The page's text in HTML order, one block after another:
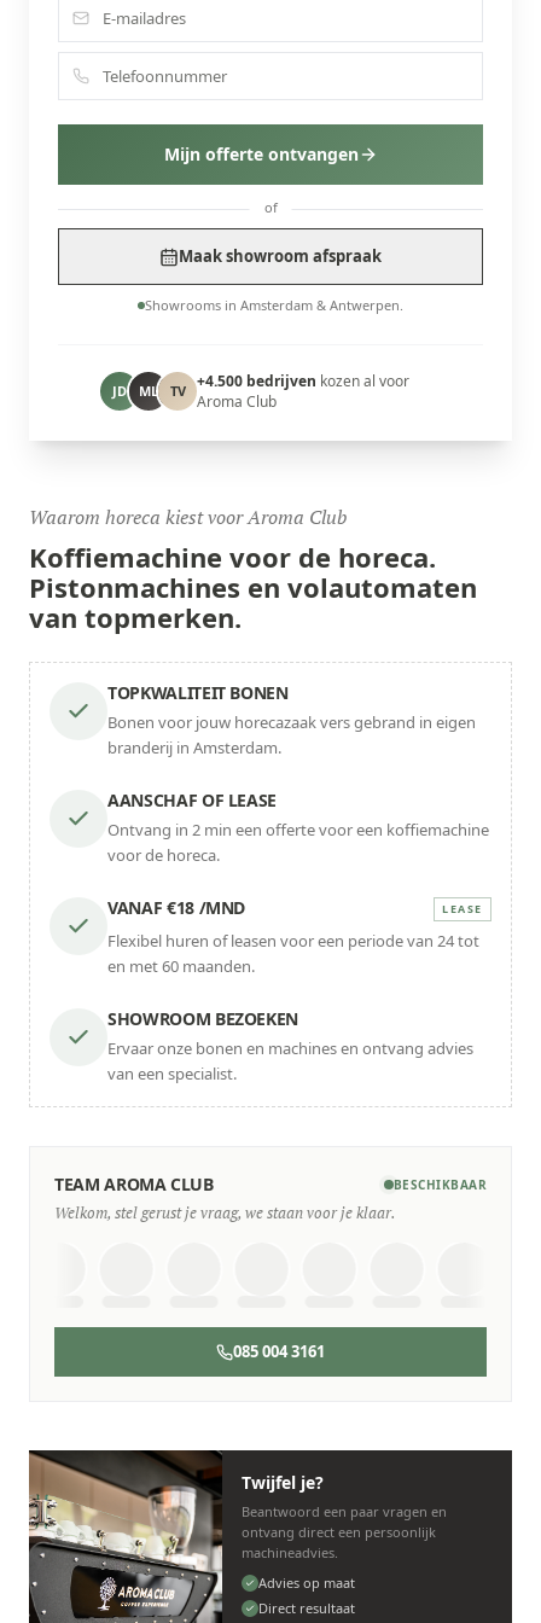
Mijn offerte ontvangen
of
Maak showroom afspraak
Showrooms in Amsterdam & Antwerpen.
JD ML TV +4.500 bedrijven kozen al voor
Aroma Club
Waarom horeca kiest voor Aroma Club
Koffiemachine voor de horeca.
Pistonmachines en volautomaten
van topmerken.
TOPKWALITEIT BONEN
Bonen voor jouw horecazaak vers gebrand in eigen
branderij in Amsterdam.
AANSCHAF OF LEASE
Ontvang in 2 min een offerte voor een koffiemachine
voor de horeca.
VANAF €18 /MND LEASE
Flexibel huren of leasen voor een periode van 24 tot
en met 60 maanden.
SHOWROOM BEZOEKEN
Ervaar onze bonen en machines en ontvang advies
van een specialist.
TEAM AROMA CLUB BESCHIKBAAR
Welkom, stel gerust je vraag, we staan voor je klaar.
085 004 3161
Twijfel je?
Beantwoord een paar vragen en
ontvang direct een persoonlijk
machineadvies.
Advies op maat
Direct resultaat